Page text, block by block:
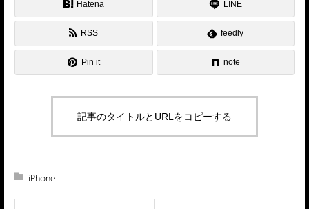
Hatena LINE
RSS feedly
Pin it note
記事のタイトルとURLをコピーする
iPhone